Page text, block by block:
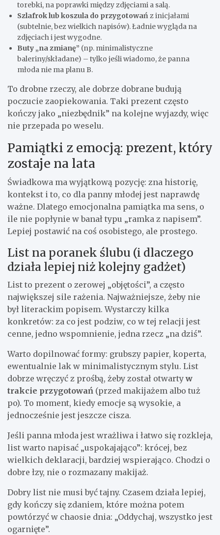
torebki, na poprawki między zdjęciami a salą.
Szlafrok lub koszula do przygotowańz inicjałami
(subtelnie, bez wielkich napisów). Ładnie wygląda na
zdjęciach i jest wygodne.
Buty „na zmianę” (np. minimalistyczne
baleriny/składane) – tylko jeśli wiadomo, że panna
młoda nie ma planu B.
To drobne rzeczy, ale dobrze dobrane budują
poczucie zaopiekowania. Taki prezent często
kończy jako „niezbędnik” na kolejne wyjazdy, więc
nie przepada po weselu.
Pamiątki z emocją: prezent, który
zostaje na lata
Świadkowa ma wyjątkową pozycję: zna historię,
kontekst i to, co dla panny młodej jest naprawdę
ważne. Dlatego emocjonalna pamiątka ma sens, o
ile nie popłynie w banał typu „ramka z napisem”.
Lepiej postawić na coś osobistego, ale prostego.
List na poranek ślubu (i dlaczego
działa lepiej niż kolejny gadżet)
List to prezent o zerowej „objętości”, a często
największej sile rażenia. Najważniejsze, żeby nie
był literackim popisem. Wystarczy kilka
konkretów: za co jest podziw, co w tej relacji jest
cenne, jedno wspomnienie, jedna rzecz „na dziś”.
Warto dopilnować formy: grubszy papier, koperta,
ewentualnie lak w minimalistycznym stylu. List
dobrze wręczyć z prośbą, żeby został otwartyw
trakcie przygotowań (przed makijażem albo tuż
po). To moment, kiedy emocje są wysokie, a
jednocześnie jest jeszcze cisza.
Jeśli panna młoda jest wrażliwa i łatwo się rozkleja,
list warto napisać „uspokajająco”: krócej, bez
wielkich deklaracji, bardziej wspierająco. Chodzi o
dobre łzy, nie o rozmazany makijaż.
Dobry list nie musi być tajny. Czasem działa lepiej,
gdy kończy się zdaniem, które można potem
powtórzyć w chaosie dnia: „Oddychaj, wszystko jest
ogarnięte”.